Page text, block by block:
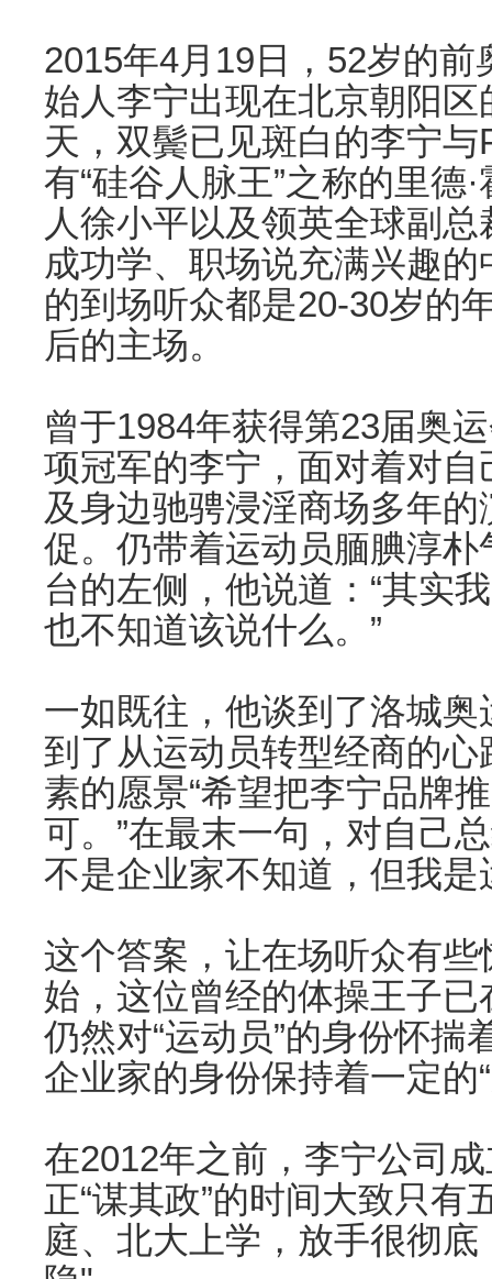
2015年4月19日，52岁的
始人李宁出现在北京朝阳
天，双鬓已见斑白的李宁
有“硅谷人脉王”之称的里德
人徐小平以及领英全球副
成功学、职场说充满兴趣
的到场听众都是20-30岁的
后的主场。
曾于1984年获得第23届奥
项冠军的李宁，面对着对
及身边驰骋浸淫商场多年
促。仍带着运动员腼腆淳
台的左侧，他说道：“其实
也不知道该说什么。”
一如既往，他谈到了洛城
到了从运动员转型经商的
素的愿景“希望把李宁品牌
可。”在最末一句，对自己
不是企业家不知道，但我是
这个答案，让在场听众有
始，这位曾经的体操王子
仍然对“运动员”的身份怀揣
企业家的身份保持着一定的
在2012年之前，李宁公司
正“谋其政”的时间大致只有
庭、北大上学，放手很彻